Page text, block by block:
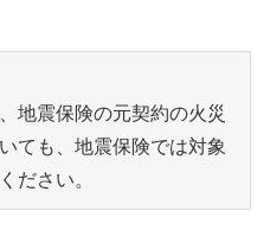
地震保険の元契約の火災
ても、地震保険では対象
ださい。